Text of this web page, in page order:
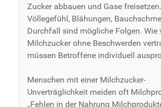
Zucker abbauen und Gase freisetzen.
Völlegefühl, Blähungen,
Durchfall sind mögliche Folgen. Wie
Milchzucker ohne Beschwerden
müssen Betroffene individuell
Menschen mit einer Milchzucker-
Unverträglichkeit meiden oft
„Fehlen in der Nahrung